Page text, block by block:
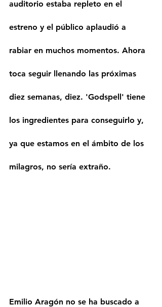
auditorio estaba repleto en el
estreno y el público aplaudió a
rabiar en muchos momentos. Ahora
toca seguir llenando las próximas
diez semanas, diez. 'Godspell' tiene
los ingredientes para conseguirlo y,
ya que estamos en el ámbito de los
milagros, no sería extraño.
Emilio Aragón no se ha buscado a